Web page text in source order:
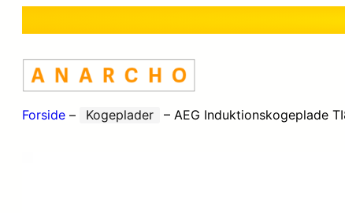
Forside – Kogeplader – AEG Induktionskogeplade